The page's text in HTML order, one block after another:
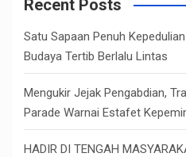
Recent Posts
Satu Sapaan Penuh
Budaya Tertib Berlalu Lintas
Mengukir Jejak Pengabdian,
Parade Warnai Estafet
HADIR DI TENGAH